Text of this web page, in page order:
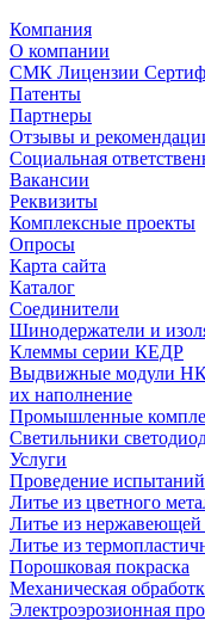
Компания
О компании
СМК Лицензии
Патенты
Партнеры
Отзывы и
Социальная
Вакансии
Реквизиты
Комплексные проекты
Опросы
Карта сайта
Каталог
Соединители
Шинодержатели и
Клеммы серии КЕДР
Выдвижные модули
их наполнение
Промышленные
Светильники
Услуги
Проведение испытаний
Литье из цветного
Литье из нержавеющей
Литье из
Порошковая покраска
Механическая
Электроэрозионная